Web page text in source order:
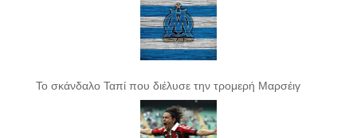
Το σκάνδαλο Ταπί που διέλυσε την τρομερή Μαρσέιγ